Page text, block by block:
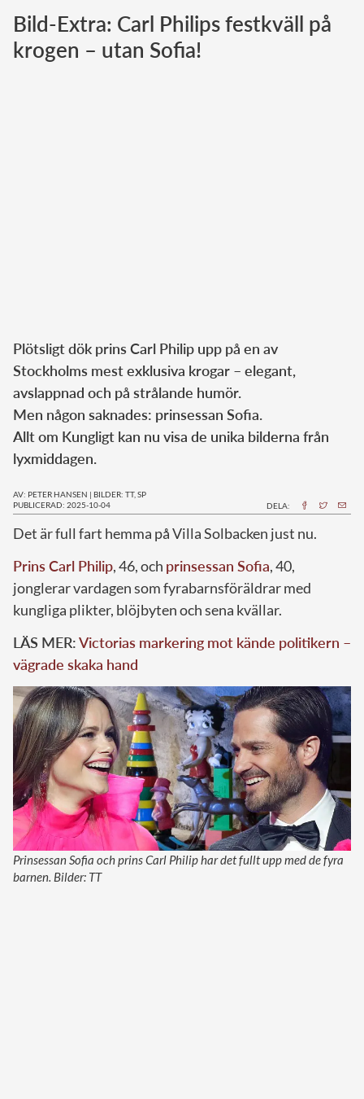
Norska kungahuset
Danska kungahuset
Bild-Extra: Carl Philips festkväll på
krogen – utan Sofia!
Plötsligt dök prins Carl Philip upp på en av
Stockholms mest exklusiva krogar – elegant,
avslappnad och på strålande humör.
Men någon saknades: prinsessan Sofia.
Allt om Kungligt kan nu visa de unika bilderna från
lyxmiddagen.
AV: PETER HANSEN | BILDER: TT, SP
PUBLICERAD: 2025-10-04
DELA:
Det är full fart hemma på Villa Solbacken just nu.
Prins Carl Philip, 46, och prinsessan Sofia, 40,
jonglerar vardagen som fyrabarnsföräldrar med
kungliga plikter, blöjbyten och sena kvällar.
LÄS MER:Victorias markering mot kände politikern –
vägrade skaka hand
Prinsessan Sofia och prins Carl Philip har det fullt upp med de fyra
barnen. Bilder: TT